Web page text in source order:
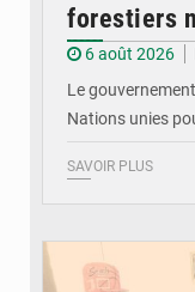
forestiers
6 août 2026
Le
Nations unies
SAVOIR PLUS